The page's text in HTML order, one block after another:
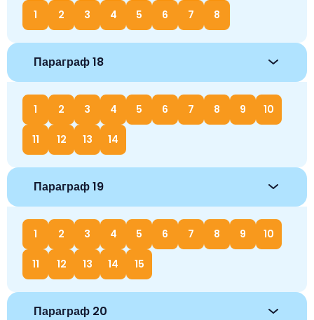
1 2 3 4 5 6 7 8
Параграф 18
1 2 3 4 5 6 7 8 9 10
11 12 13 14
Параграф 19
1 2 3 4 5 6 7 8 9 10
11 12 13 14 15
Параграф 20